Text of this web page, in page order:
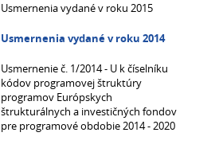
Usmernenia vydané v roku 2015
Usmernenia vydané v roku 2014
Usmernenie č. 1/2014 - U k číselníku
kódov programovej štruktúry
programov Európskych
štrukturálnych a investičných fondov
pre programové obdobie 2014 - 2020